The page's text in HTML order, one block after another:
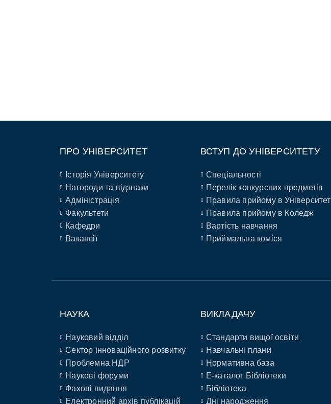
ПРО УНІВЕРСИТЕТ
Історія Університету
Нагороди та відзнаки
Адміністрація
Факультети
Кафедри
Вакансії
ВСТУП ДО УНІВЕРСИТЕТУ
Спеціальності
Перелік конкурсних предметів
Правила прийому в Університет
Правила прийому в Коледж
Вартість навчання
Приймальна коміся
НАУКА
Науковий відділ
Сектор інноваційного розвитку
Проблемна НДР
Наукові форуми
Фахові видання
Електронний архів публікацій
ВИКЛАДАЧУ
Стандарти вищої освіти
Навчальні плани
Нормативна база
E-каталог Бібліотеки
Бібліотека
Дні народження